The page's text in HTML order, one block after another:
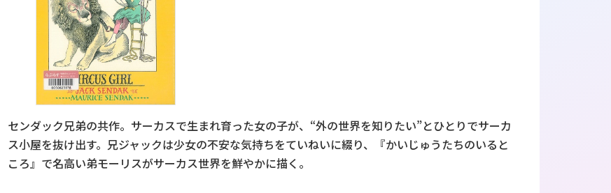
センダック兄弟の共作。サーカスで生まれ育った女の子が、“外の世界を知りたい”とひとりでサーカ
ス小屋を抜け出す。兄ジャックは少女の不安な気持ちをていねいに綴り、『かいじゅうたちのいると
ころ』で名高い弟モーリスがサーカス世界を鮮やかに描く。